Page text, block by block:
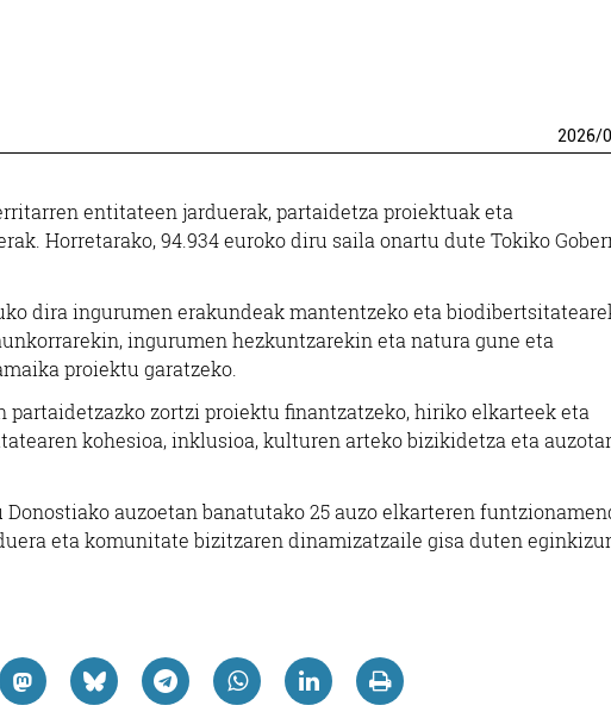
2026/
entitateen jarduerak, partaidetza proiektuak eta
Horretarako, 94.934 euroko diru saila onartu dute Tokiko
dira ingurumen erakundeak mantentzeko eta
ingurumen hezkuntzarekin eta natura gune eta
proiektu garatzeko.
partaidetzazko zortzi proiektu finantzatzeko, hiriko elkarteek eta
kohesioa, inklusioa, kulturen arteko bizikidetza eta
Donostiako auzoetan banatutako 25 auzo elkarteren
eta komunitate bizitzaren dinamizatzaile gisa duten